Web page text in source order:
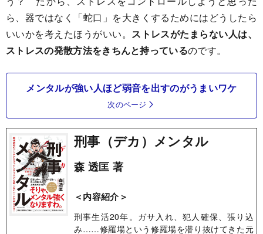
ら、器ではなく「蛇口」を大きくするためにはどうしたら
いいかを考えたほうがいい。 ストレスがたまらない人は、
ストレスの発散方法をきちんと持っているのです。
メンタルが強い人ほど弱音を出すのがうまいワケ
次のページ
刑事（デカ）メンタル
森 透匡 著
＜内容紹介＞
刑事生活20年。ガサ入れ、犯人確保、張り込
み……修羅場という修羅場を潜り抜けてきた元